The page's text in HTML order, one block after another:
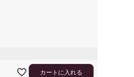
カートに入れる